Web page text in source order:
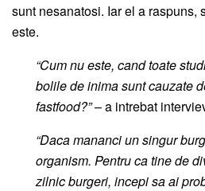
sunt nesanatosi. Iar el a raspuns,
este.
“Cum nu este, cand toate
bolile de inima sunt cauzate
fastfood?”– a intrebat
“Daca mananci un singur
organism. Pentru ca tine de
zilnic burgeri, incepi sa ai